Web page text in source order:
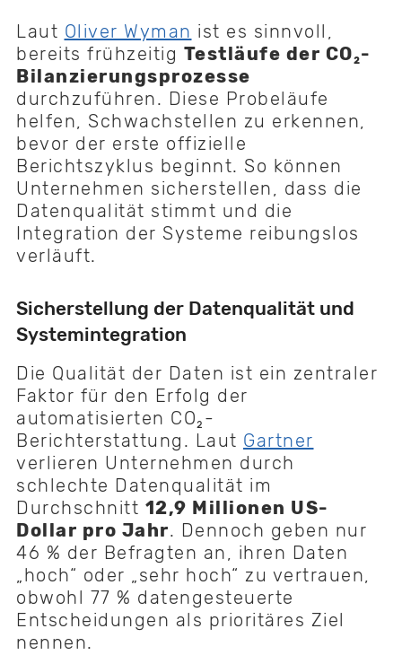
Laut Oliver Wyman ist es sinnvoll,
bereits frühzeitig Testläufe der CO₂-
Bilanzierungsprozesse
durchzuführen. Diese Probeläufe
helfen, Schwachstellen zu erkennen,
bevor der erste offizielle
Berichtszyklus beginnt. So können
Unternehmen sicherstellen, dass die
Datenqualität stimmt und die
Integration der Systeme reibungslos
verläuft.
Sicherstellung der Datenqualität und
Systemintegration
Die Qualität der Daten ist ein zentraler
Faktor für den Erfolg der
automatisierten CO₂-
Berichterstattung. Laut Gartner
verlieren Unternehmen durch
schlechte Datenqualität im
Durchschnitt 12,9 Millionen US-
Dollar pro Jahr. Dennoch geben nur
46 % der Befragten an, ihren Daten
„hoch“ oder „sehr hoch“ zu vertrauen,
obwohl 77 % datengesteuerte
Entscheidungen als prioritäres Ziel
nennen.